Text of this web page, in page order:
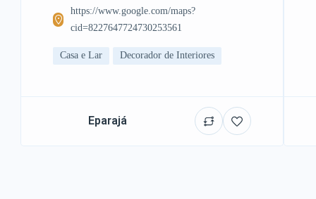
https://www.google.com/maps?
cid=8227647724730253561
Casa e Lar Decorador de Interiores
Eparajá